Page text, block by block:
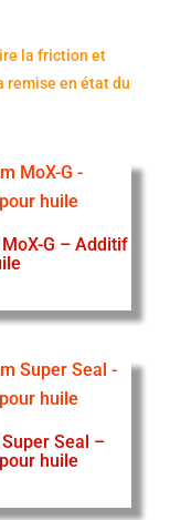
la friction et
remise en état du
G – Additif
Seal –
huile